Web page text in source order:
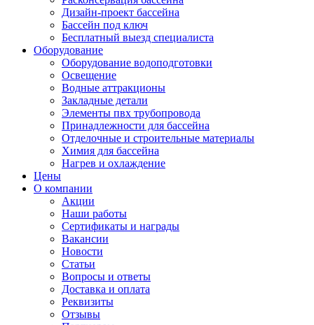
Дизайн-проект бассейна
Бассейн под ключ
Бесплатный выезд специалиста
Оборудование
Оборудование водоподготовки
Освещение
Водные аттракционы
Закладные детали
Элементы пвх трубопровода
Принадлежности для бассейна
Отделочные и строительные материалы
Химия для бассейна
Нагрев и охлаждение
Цены
О компании
Акции
Наши работы
Сертификаты и награды
Вакансии
Новости
Статьи
Вопросы и ответы
Доставка и оплата
Реквизиты
Отзывы